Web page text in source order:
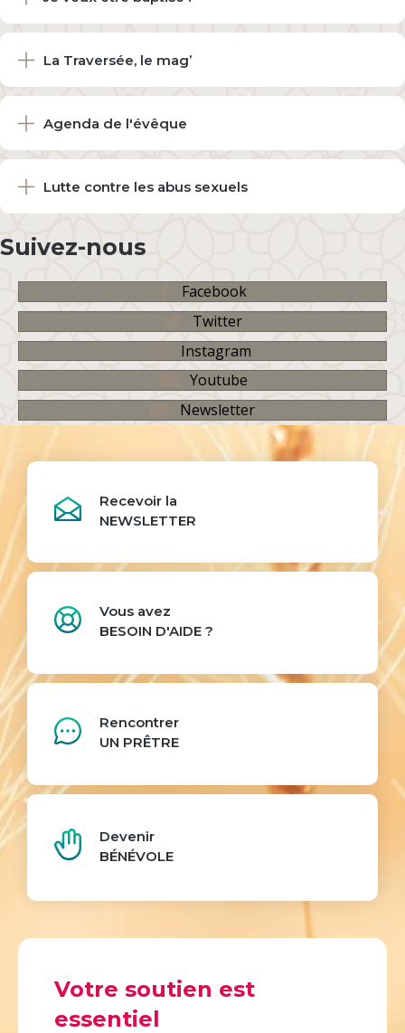
La Traversée, le mag’
Agenda de l'évêque
Lutte contre les abus sexuels
Suivez-nous
Facebook
Twitter
Instagram
Youtube
Newsletter
Recevoir la
NEWSLETTER
Vous avez
BESOIN D'AIDE ?
Rencontrer
UN PRÊTRE
Devenir
BÉNÉVOLE
Votre soutien est
essentiel